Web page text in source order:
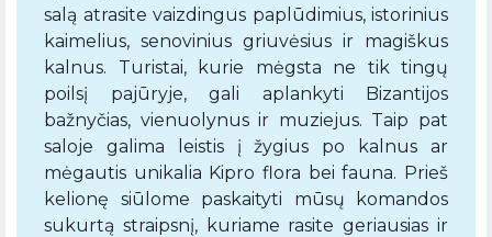
salą atrasite vaizdingus paplūdimius, istorinius
kaimelius, senovinius griuvėsius ir magiškus
kalnus. Turistai, kurie mėgsta ne tik tingų
poilsį pajūryje, gali aplankyti Bizantijos
bažnyčias, vienuolynus ir muziejus. Taip pat
saloje galima leistis į žygius po kalnus ar
mėgautis unikalia Kipro flora bei fauna. Prieš
kelionę siūlome paskaityti mūsų komandos
sukurtą straipsnį, kuriame rasite geriausias ir